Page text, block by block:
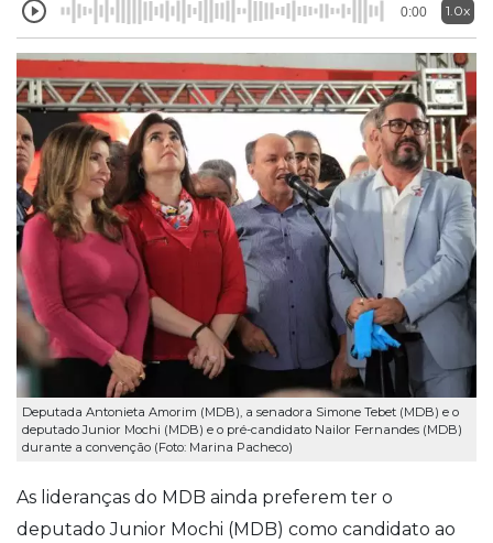
0:00 1.0x
Deputada Antonieta Amorim (MDB), a senadora Simone Tebet (MDB) e o
deputado Junior Mochi (MDB) e o pré-candidato Nailor Fernandes (MDB)
durante a convenção (Foto: Marina Pacheco)
As lideranças do MDB ainda preferem ter o
deputado Junior Mochi (MDB) como candidato ao